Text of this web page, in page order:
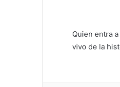
Quien entra
vivo de la